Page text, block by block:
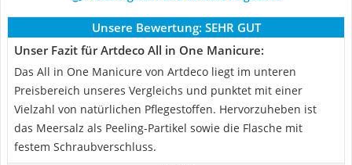
Unsere Bewertung: SEHR GUT
Unser Fazit für Artdeco All in One Manicure:
Das All in One Manicure von Artdeco liegt im unteren
Preisbereich unseres Vergleichs und punktet mit einer
Vielzahl von natürlichen Pflegestoffen. Hervorzuheben ist
das Meersalz als Peeling-Partikel sowie die Flasche mit
festem Schraubverschluss.